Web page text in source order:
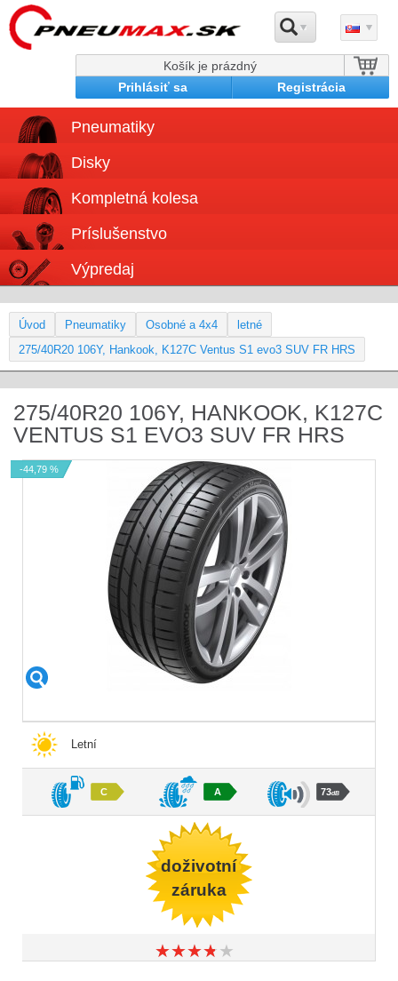
Košík je prázdný
Prihlásiť sa
Registrácia
Pneumatiky
Disky
Kompletná kolesa
Príslušenstvo
Výpredaj
Úvod Pneumatiky Osobné a 4x4
letné
275/40R20 106Y, Hankook, K127C Ventus S1 evo3 SUV FR HRS
275/40R20 106Y, HANKOOK, K127C
VENTUS S1 EVO3 SUV FR HRS
-44,79 %
Letní
C A 73dB
doživotní
záruka
★★★★★
★★★★★